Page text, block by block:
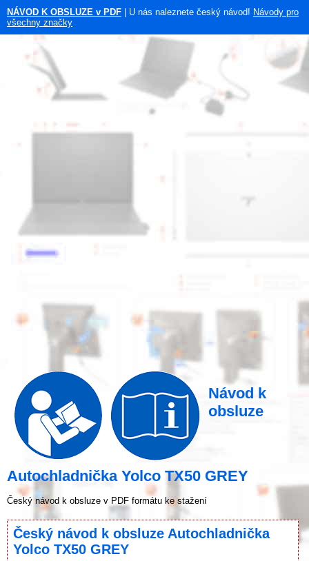
NÁVOD K OBSLUZE v PDF | U nás naleznete český návod! Návody pro
všechny značky
Návod k
obsluze
Autochladnička Yolco TX50 GREY
Český návod k obsluze v PDF formátu ke stažení
Český návod k obsluze Autochladnička
Yolco TX50 GREY